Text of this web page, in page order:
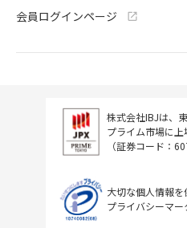
会員ログインページ
株式会社IBJは、
プライム市場に上
（証券コード：
大切な個人情報
プライバシーマー